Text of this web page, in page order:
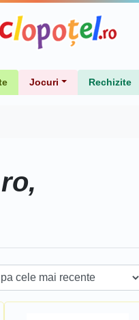
Jocuri Rechizite